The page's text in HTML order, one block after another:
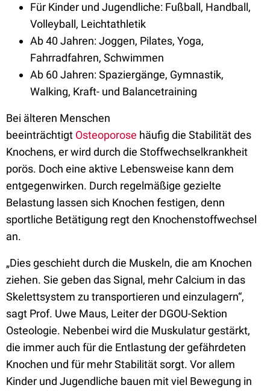
Für Kinder und Jugendliche: Fußball, Handball,
Volleyball, Leichtathletik
Ab 40 Jahren: Joggen, Pilates, Yoga,
Fahrradfahren, Schwimmen
Ab 60 Jahren: Spaziergänge, Gymnastik,
Walking, Kraft- und Balancetraining
Bei älteren Menschen
beeinträchtigt Osteoporose häufig die Stabilität des
Knochens, er wird durch die Stoffwechselkrankheit
porös. Doch eine aktive Lebensweise kann dem
entgegenwirken. Durch regelmäßige gezielte
Belastung lassen sich Knochen festigen, denn
sportliche Betätigung regt den Knochenstoffwechsel
an.
„Dies geschieht durch die Muskeln, die am Knochen
ziehen. Sie geben das Signal, mehr Calcium in das
Skelettsystem zu transportieren und einzulagern“,
sagt Prof. Uwe Maus, Leiter der DGOU-Sektion
Osteologie. Nebenbei wird die Muskulatur gestärkt,
die immer auch für die Entlastung der gefährdeten
Knochen und für mehr Stabilität sorgt. Vor allem
Kinder und Jugendliche bauen mit viel Bewegung in